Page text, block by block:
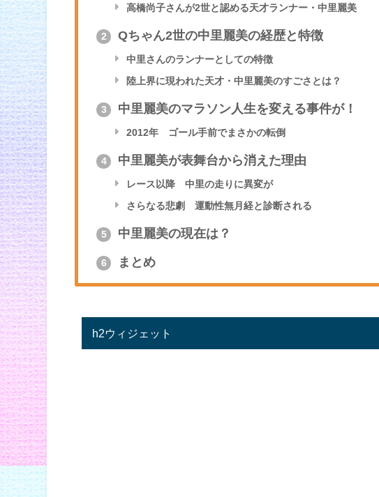
高橋尚子さんが2世と認める天才ランナー・中里麗美
2 Qちゃん2世の中里麗美の経歴と特徴
中里さんのランナーとしての特徴
陸上界に現われた天才・中里麗美のすごさとは？
3 中里麗美のマラソン人生を変える事件が！
2012年 ゴール手前でまさかの転倒
4 中里麗美が表舞台から消えた理由
レース以降 中里の走りに異変が
さらなる悲劇 運動性無月経と診断される
5 中里麗美の現在は？
6 まとめ
h2ウィジェット